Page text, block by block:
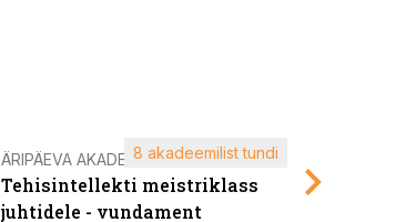
ÄRIPÄEVA AKADEEMIA
Tehisintellekti meistriklass
juhtidele - vundament
8 akadeemilist tundi